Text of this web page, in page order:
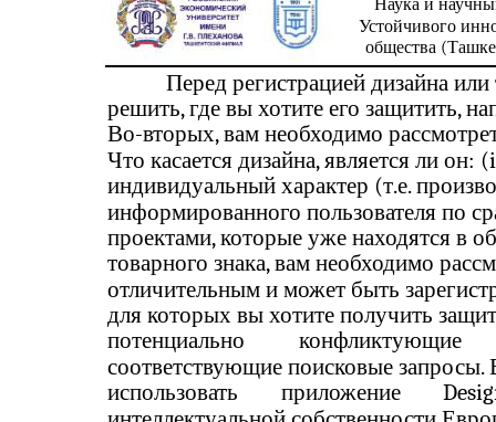
Наука и
Устойчивого
общества
Перед регистрацией дизайна
решить, где вы хотите его защитить,
Во-вторых, вам необходимо
Что касается дизайна, является ли
индивидуальный характер (т.е.
информированного пользователя по
проектами, которые уже находятся в
товарного знака, вам необходимо
отличительным и может быть
для которых вы хотите получить
потенциально
конфликтующие
соответствующие поисковые
использовать
приложение